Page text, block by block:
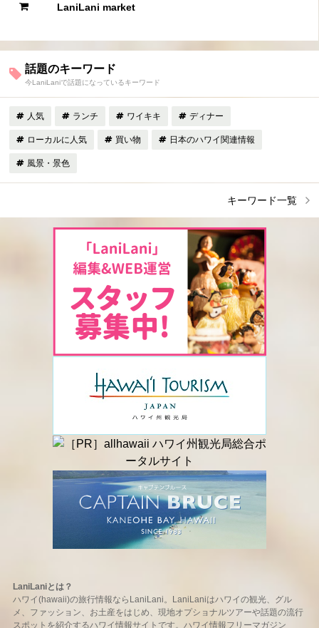
LaniLani market
話題のキーワード
今LaniLaniで話題になっているキーワード
人気 ランチ ワイキキ ディナー
ローカルに人気 買い物 日本のハワイ関連情報
風景・景色
キーワード一覧
LaniLaniとは？
ハワイ(hawaii)の旅行情報ならLaniLani。LaniLaniはハワイの観光、グル
メ、ファッション、お土産をはじめ、現地オプショナルツアーや話題の流行
スポットを紹介するハワイ情報サイトです。ハワイ情報フリーマガジン